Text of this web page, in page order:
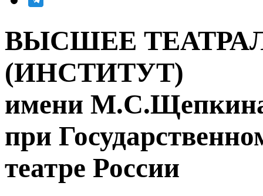
ВЫСШЕЕ
(ИНСТИТУТ)
имени
при
театре России